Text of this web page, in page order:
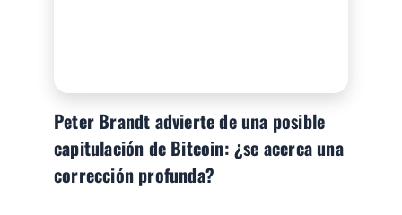
Peter Brandt advierte de una posible
capitulación de Bitcoin: ¿se acerca una
corrección profunda?